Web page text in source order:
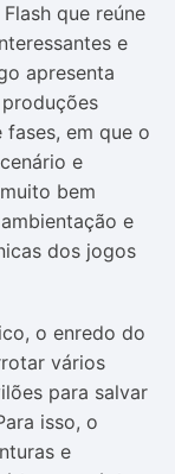
que reúne
e
apresenta
em que o
e
bem
e
dos jogos
o enredo do
vários
para salvar
isso, o
e